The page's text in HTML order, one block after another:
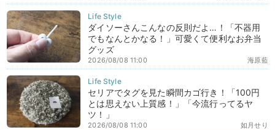
ダイソーさんこんなの反則だよ…！「不器用
でもなんとかなる！」可愛くて便利なお弁当
グッズ
海原藍
2026/08/08 11:00
セリアでタグを見た瞬間カゴ行き！「100円
とは思えない上質感！」「今流行ってるヤ
ツ！」
如月せり
2026/08/08 11:00